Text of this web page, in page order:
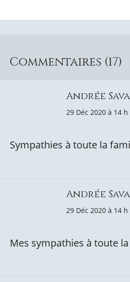
Commentaires (17)
Andrée
29 Déc 2020 à 14
Sympathies à toute la
Andrée
29 Déc 2020 à 14
Mes sympathies à toute